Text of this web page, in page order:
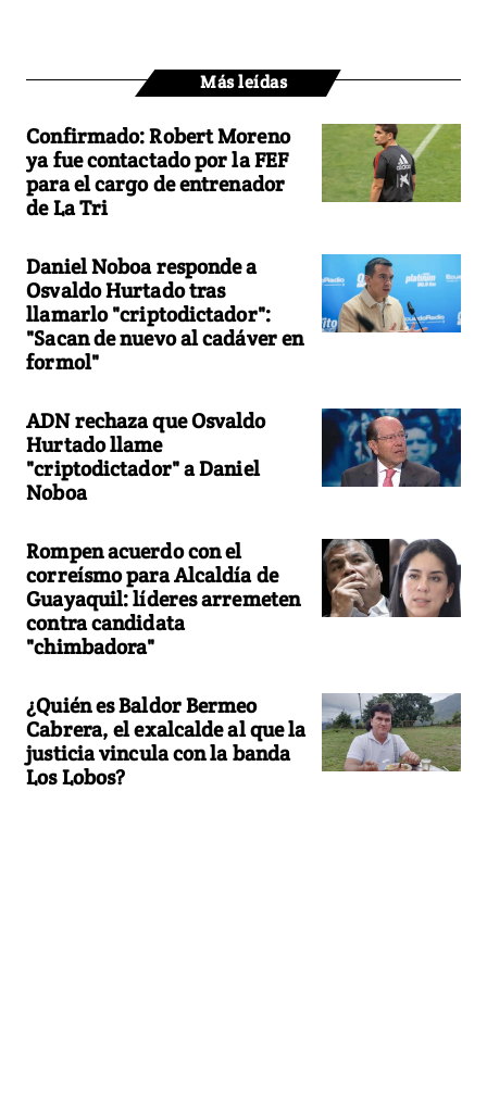
Más leídas
Confirmado: Robert Moreno
ya fue contactado por la FEF
para el cargo de entrenador
de La Tri
Daniel Noboa responde a
Osvaldo Hurtado tras
llamarlo "criptodictador":
"Sacan de nuevo al cadáver en
formol"
ADN rechaza que Osvaldo
Hurtado llame
"criptodictador" a Daniel
Noboa
Rompen acuerdo con el
correísmo para Alcaldía de
Guayaquil: líderes arremeten
contra candidata
"chimbadora"
¿Quién es Baldor Bermeo
Cabrera, el exalcalde al que la
justicia vincula con la banda
Los Lobos?